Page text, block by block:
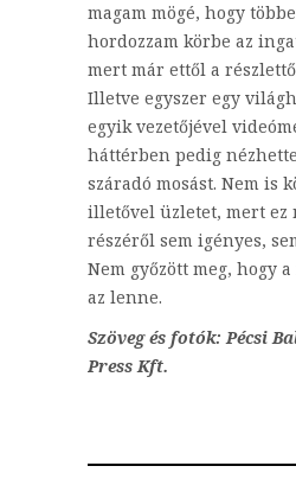
magam mögé, hogy
hordozzam körbe az
mert már ettől a
Illetve egyszer egy
egyik vezetőjével
háttérben pedig
száradó mosást. Nem is
illetővel üzletet, mert ez
részéről sem igényes,
Nem győzött meg, hogy
az lenne.
Szöveg és fotók: Pécsi
Press Kft.